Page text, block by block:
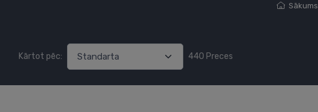
Sākums
Kārtot pēc: 440 Preces